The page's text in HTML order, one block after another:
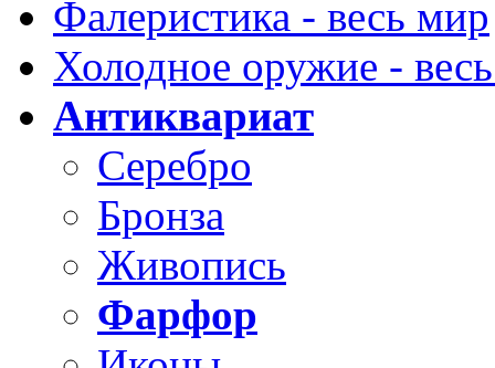
Фалеристика - весь мир
Холодное оружие -
Антиквариат
Серебро
Бронза
Живопись
Фарфор